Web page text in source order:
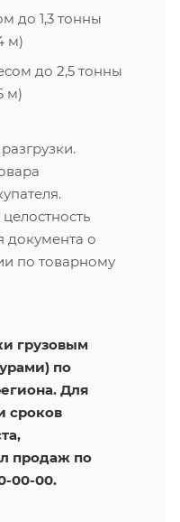
до 1,3 тонны
м)
до 2,5 тонны
м)
документа о
по товарному
грузовым
по
Для
сроков
продаж по
00-00.